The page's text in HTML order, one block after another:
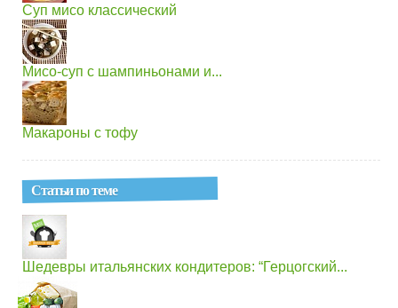
Суп мисо классический
Мисо-суп с шампиньонами и...
Макароны с тофу
Статьи по теме
Шедевры итальянских кондитеров: “Герцогский...